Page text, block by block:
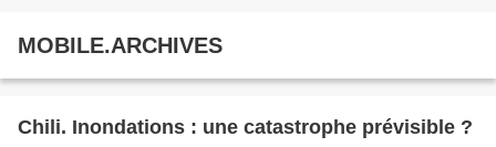
MOBILE.ARCHIVES
Chili. Inondations : une catastrophe prévisible ?